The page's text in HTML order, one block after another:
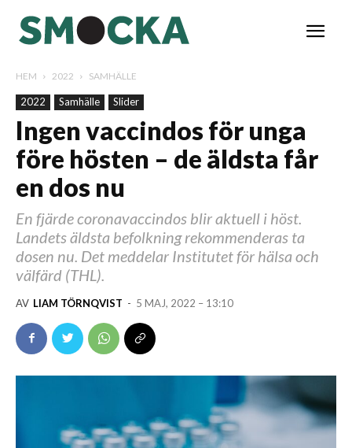
HEM 2022 SAMHÄLLE
2022 Samhälle Slider
Ingen vaccindos för unga
före hösten – de äldsta får
en dos nu
En fjärde coronavaccindos blir aktuell i höst.
Landets äldsta befolkning rekommenderas ta
dosen nu. Det meddelar Institutet för hälsa och
välfärd (THL).
AV LIAM TÖRNQVIST - 5 MAJ, 2022 – 13:10